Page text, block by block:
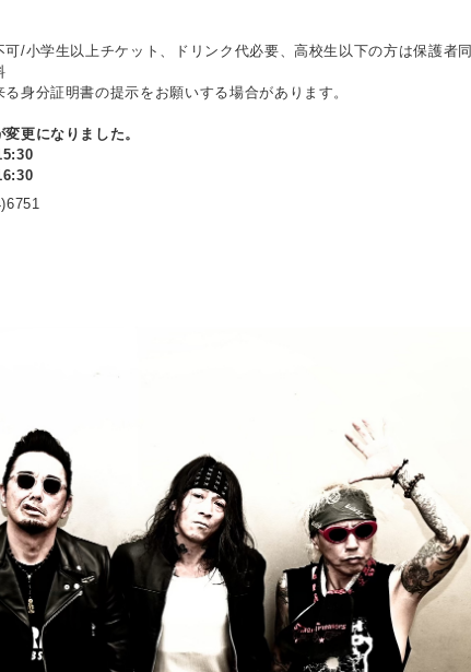
/小学生以上チケット、ドリンク代必要、高校生以下の方は保護者同
身分証明書の提示をお願いする場合があります。
更になりました。